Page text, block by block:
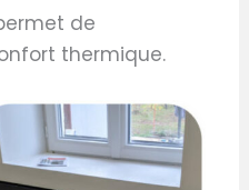
de
thermique.